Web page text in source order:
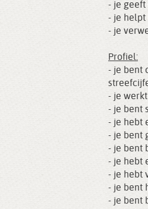
- je geeft
- je helpt
- je
Profiel:
- je bent
- je
- je bent
- je hebt
- je bent
- je bent
- je hebt
- je hebt
- je bent
- je bent